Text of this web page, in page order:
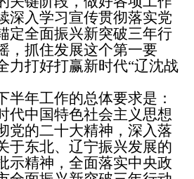
深入学习宣传贯彻落实党
定全面振兴新突破三年行
，抓住发展这个第一要
力打好打赢新时代“辽沈战
年工作的总体要求是：
代中国特色社会主义思想
党的二十大精神，深入落
于东北、辽宁振兴发展的
示精神，全面落实中央政